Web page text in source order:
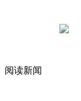
阅读新闻